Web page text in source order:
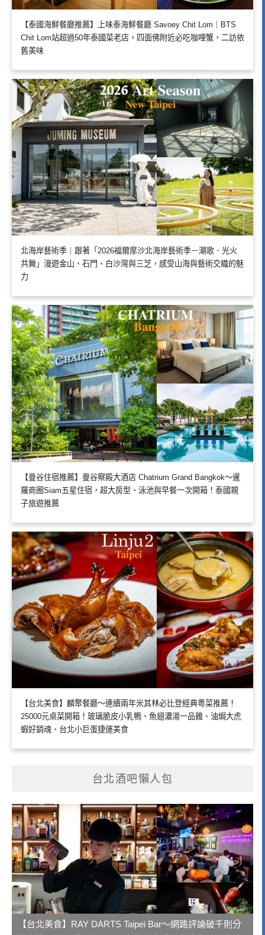
【泰國海鮮餐廳推薦】上味泰海鮮餐廳 Savoey Chit Lom｜BTS
Chit Lom站超過50年泰國菜老店，四面佛附近必吃咖哩蟹，二訪依
舊美味
北海岸藝術季｜跟著「2026福爾摩沙北海岸藝術季－潮歌．光火
共舞」漫遊金山、石門、白沙灣與三芝，感受山海與藝術交織的魅
力
【曼谷住宿推薦】曼谷察殿大酒店 Chatrium Grand Bangkok～暹
羅商圈Siam五星住宿，超大房型、泳池與早餐一次開箱！泰國親
子旅遊推薦
【台北美食】麟聚餐廳～連續兩年米其林必比登經典粵菜推薦！
25000元桌菜開箱！玻璃脆皮小乳鴨、魚翅濃湯一品雞、油焗大虎
蝦好銷魂、台北小巨蛋捷運美食
台北酒吧懶人包
【台北美食】RAY DARTS Taipei Bar～網路評論破千則分